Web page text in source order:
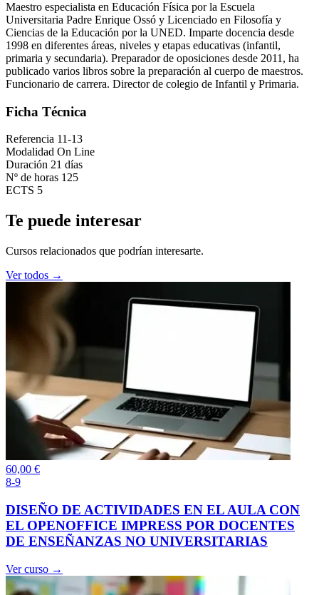
Maestro especialista en Educación Física por la Escuela
Universitaria Padre Enrique Ossó y Licenciado en Filosofía y
Ciencias de la Educación por la UNED. Imparte docencia desde
1998 en diferentes áreas, niveles y etapas educativas (infantil,
primaria y secundaria). Preparador de oposiciones desde 2011, ha
publicado varios libros sobre la preparación al cuerpo de maestros.
Funcionario de carrera. Director de colegio de Infantil y Primaria.
Ficha Técnica
Referencia 11-13
Modalidad On Line
Duración 21 días
Nº de horas 125
ECTS 5
Te puede interesar
Cursos relacionados que podrían interesarte.
Ver todos →
60,00 €
8-9
DISEÑO DE ACTIVIDADES EN EL AULA CON
EL OPENOFFICE IMPRESS POR DOCENTES
DE ENSEÑANZAS NO UNIVERSITARIAS
Ver curso →